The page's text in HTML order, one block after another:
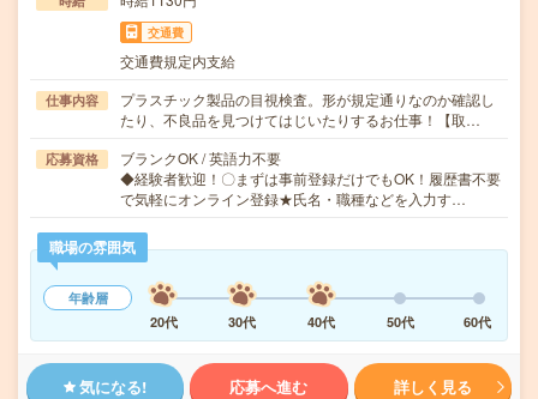
交通費
交通費規定内支給
仕事内容
プラスチック製品の目視検査。形が規定通りなのか確認し
たり、不良品を見つけてはじいたりするお仕事！【取…
応募資格
ブランクOK / 英語力不要
◆経験者歓迎！〇まずは事前登録だけでもOK！履歴書不要
で気軽にオンライン登録★氏名・職種などを入力す…
職場の雰囲気
年齢層
20代
30代 40代 50代 60代
気になる! 応募へ進む 詳しく見る